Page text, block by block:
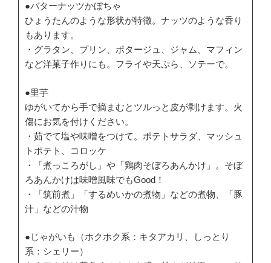
●バターナッツかぼちゃ
ひょうたんのような形状が特徴。ナッツのような香り
もあります。
・グラタン、プリン、ポタージュ、ジャム、マフィン
など洋菓子作りにも。フライや天ぷら、ソテーで。
●里芋
ゆがいてから手で摘まむとツルっと皮が剥けます。火
傷にお気を付けください。
・茹でて塩や味噌をつけて。ポテトサラダ、マッシュ
トポテト、コロッケ
・「煮っころがし」や「鶏肉そぼろあんかけ」。そぼ
ろあんかけは味噌風味でもGood！
・「筑前煮」「するめいかの煮物」などの煮物、「豚
汁」などの汁物
●じゃがいも（ホクホク系：キタアカリ、しっとり
系：シェリー）